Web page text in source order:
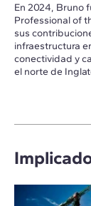
En 2024, Bruno
Professional of
sus
infraestructura
conectividad y
el norte de